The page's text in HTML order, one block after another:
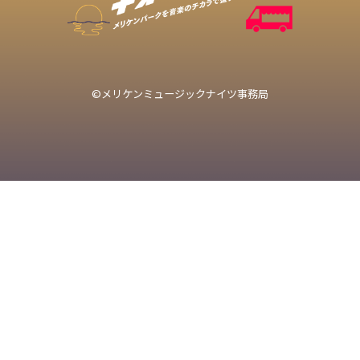
©メリケンミュージックナイツ事務局